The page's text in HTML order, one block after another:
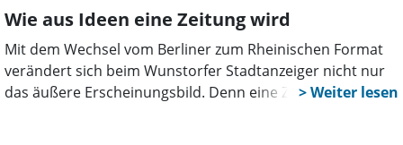
Wie aus Ideen eine Zeitung wird
Mit dem Wechsel vom Berliner zum Rheinischen Format
verändert sich beim Wunstorfer Stadtanzeiger nicht nur
das äußere Erscheinungsbild. Denn eine Zeitung entsteht